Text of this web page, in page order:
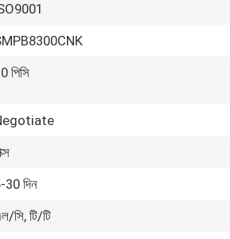
পিসি
30 দিন
সি, টি/টি